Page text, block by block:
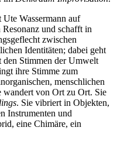
Wassermann auf
und schafft in
zwischen
Identitäten; dabei geht
den Stimmen der Umwelt
ihre Stimme zum
menschlichen
wandert von Ort zu Ort. Sie
. Sie vibriert in Objekten,
Instrumenten und
eine Chimäre, ein